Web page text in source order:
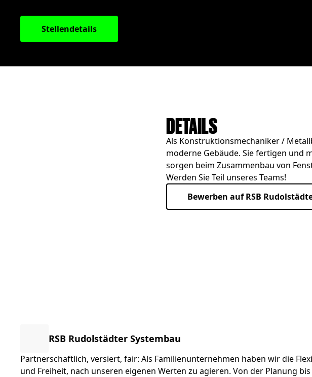
Stellendetails
DETAILS
Als Konstruktionsmechaniker /
moderne Gebäude. Sie fertigen und
sorgen beim Zusammenbau von
Werden Sie Teil unseres Teams!
Bewerben auf RSB
RSB Rudolstädter Systembau
Partnerschaftlich, versiert, fair: Als Familienunternehmen haben wir die
und Freiheit, nach unseren eigenen Werten zu agieren. Von der Planung